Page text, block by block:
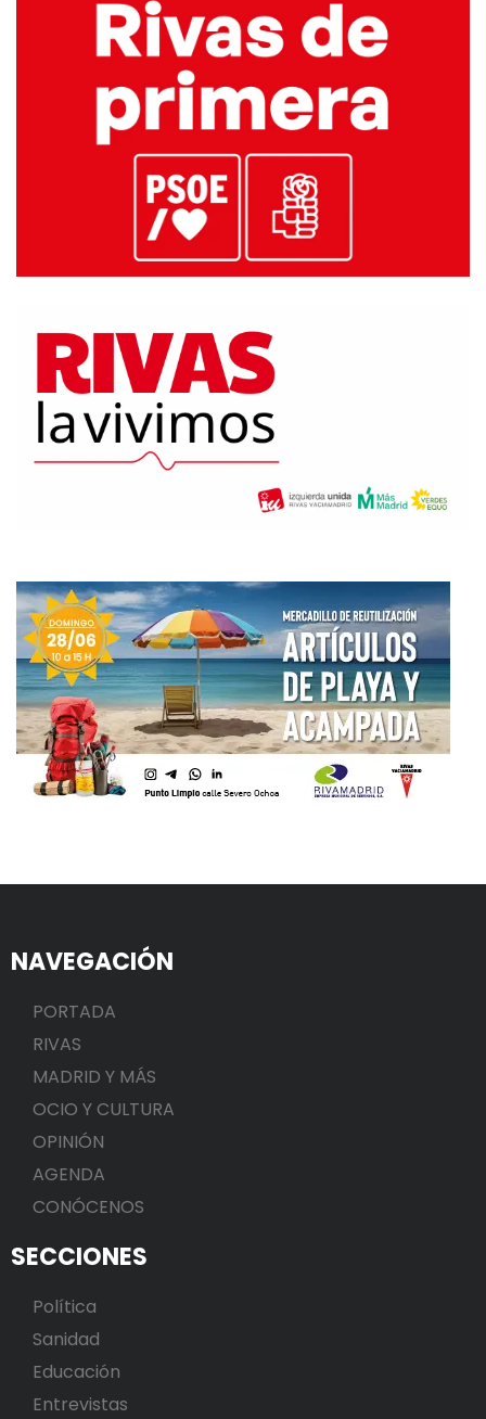
NAVEGACIÓN
PORTADA
RIVAS
MADRID Y MÁS
OCIO Y CULTURA
OPINIÓN
AGENDA
CONÓCENOS
SECCIONES
Política
Sanidad
Educación
Entrevistas